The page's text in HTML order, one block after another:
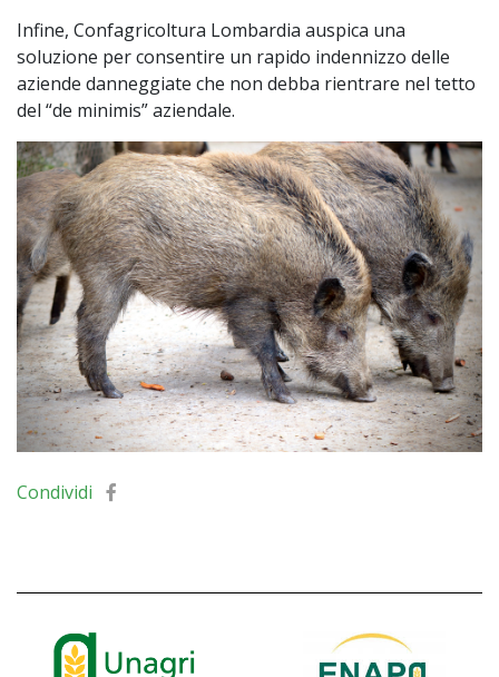
Infine, Confagricoltura Lombardia auspica una
soluzione per consentire un rapido indennizzo delle
aziende danneggiate che non debba rientrare nel tetto
del “de minimis” aziendale.
Condividi